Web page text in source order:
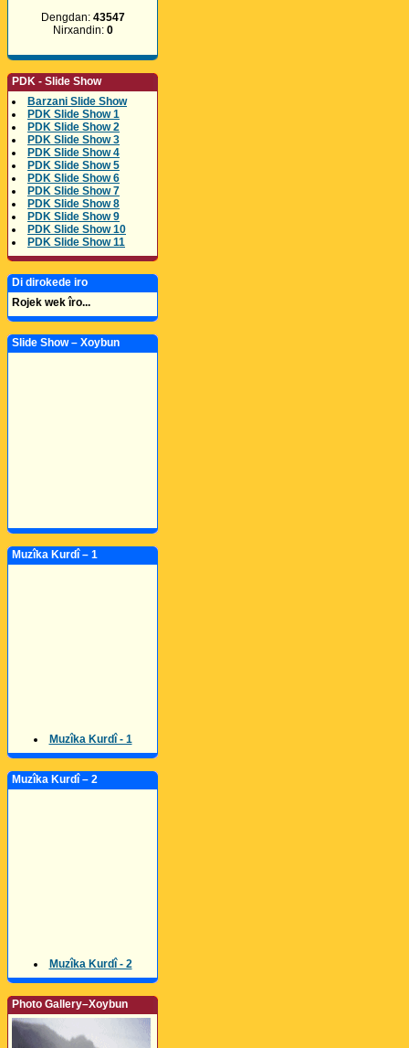
Dengdan: 43547
Nirxandin: 0
PDK - Slide Show
Barzani Slide Show
PDK Slide Show 1
PDK Slide Show 2
PDK Slide Show 3
PDK Slide Show 4
PDK Slide Show 5
PDK Slide Show 6
PDK Slide Show 7
PDK Slide Show 8
PDK Slide Show 9
PDK Slide Show 10
PDK Slide Show 11
Di dirokede iro
Rojek wek îro...
Slide Show – Xoybun
Muzîka Kurdî – 1
Muzîka Kurdî - 1
Muzîka Kurdî – 2
Muzîka Kurdî - 2
Photo Gallery–Xoybun